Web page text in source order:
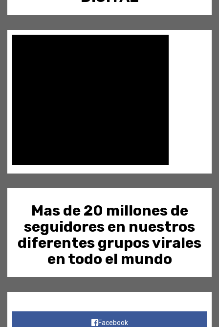
Mas de 20 millones de
seguidores en nuestros
diferentes grupos virales
en todo el mundo
Facebook